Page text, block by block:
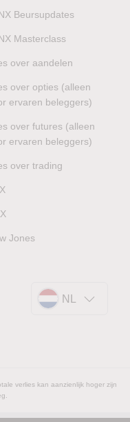
Beursupdates
Masterclass
over aandelen
over opties (alleen
ervaren beleggers)
over futures (alleen
ervaren beleggers)
over trading
Jones
NL
verlies kan aanzienlijk hoger zijn